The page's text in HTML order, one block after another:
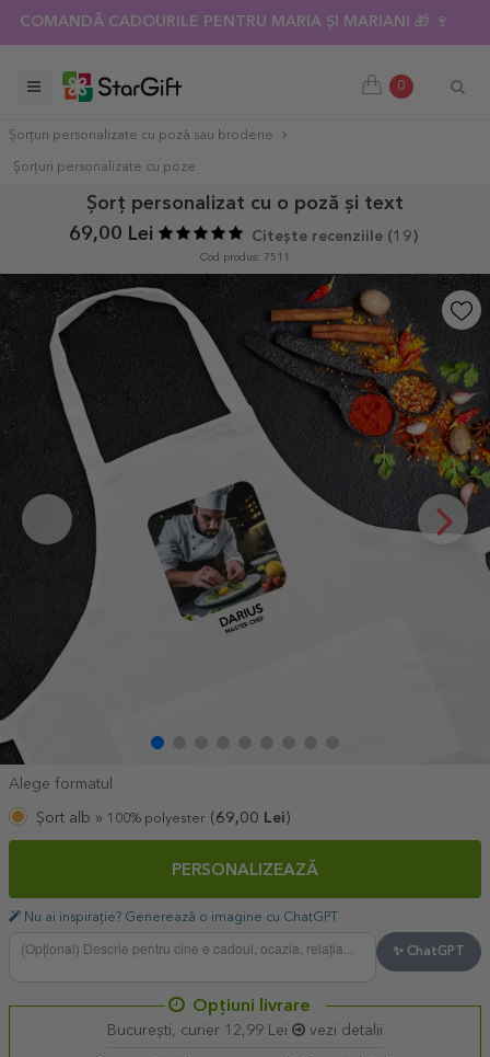
COMANDĂ CADOURILE PENTRU MARIA ȘI MARIAN! 🎁 🍷
0
Șorțuri personalizate cu poză sau broderie
Șorțuri personalizate cu poze
Șorț personalizat cu o poză și text
69,00 Lei
Citește recenziile (19 )
Cod produs: 7511
Alege formatul
Șort alb » 100% polyester ( 69,00 Lei )
PERSONALIZEAZĂ
Nu ai inspirație? Generează o imagine cu ChatGPT
✨ ChatGPT
Opțiuni livrare
București, curier 12,99 Lei vezi detalii